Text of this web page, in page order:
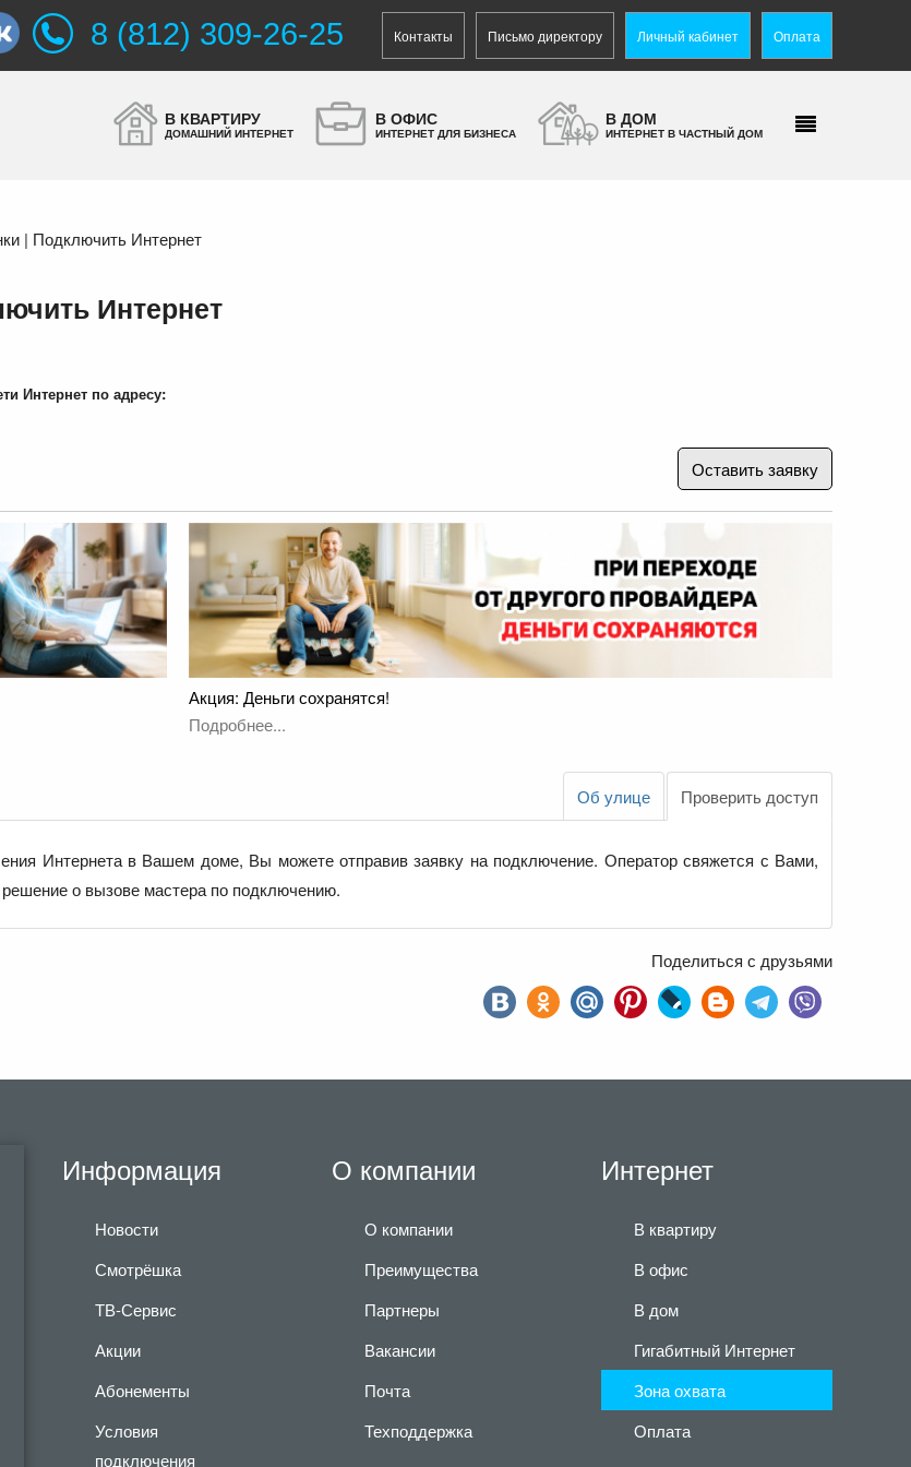
Контакты Письмо директору Личный кабинет Оплата
8 (812) 309-26-25
В КВАРТИРУ
ДОМАШНИЙ ИНТЕРНЕТ
В ОФИС
ИНТЕРНЕТ ДЛЯ БИЗНЕСА
В ДОМ
ИНТЕРНЕТ В ЧАСТНЫЙ ДОМ
| Подключить Интернет
Интернет
Интернет по адресу:
Оставить заявку
Акция: Деньги сохранятся!
Подробнее...
Проверить доступ
Об улице
Интернета в Вашем доме, Вы можете отправив заявку на подключение. Оператор свяжется с Вами,
о вызове мастера по подключению.
Поделиться с друзьями
Информация
Новости
Смотрёшка
ТВ-Сервис
Акции
Абонементы
Условия
подключения
О компании
О компании
Преимущества
Партнеры
Вакансии
Почта
Техподдержка
Интернет
В квартиру
В офис
В дом
Гигабитный Интернет
Зона охвата
Оплата